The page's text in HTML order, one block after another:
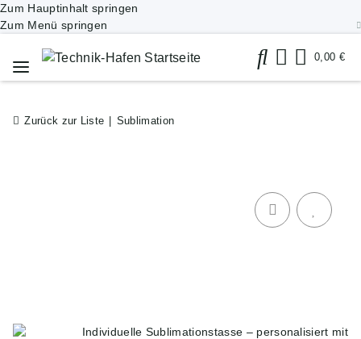
Zum Hauptinhalt springen
Zum Menü springen
0,00 €
Zurück zur Liste Sublimation